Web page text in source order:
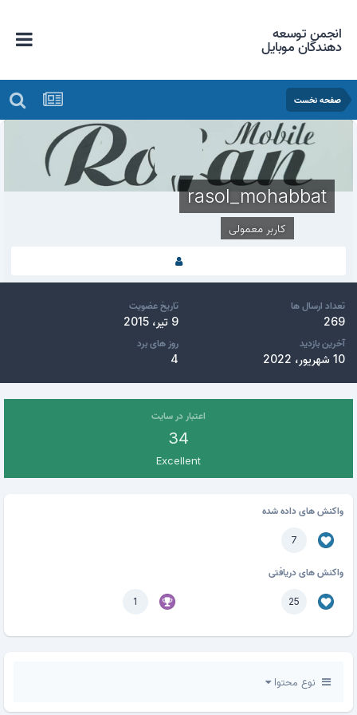
انجمن توسعه
دهندگان موبایل
صفحه نخست
rasol_mohabbat
کاربر معمولی
تعداد ارسال ها
269
تاریخ عضویت
9 تیر، 2015
آخرین بازدید
10 شهریور، 2022
روز های برد
4
اعتبار در سایت
34
Excellent
واکنش های داده شده
7
واکنش های دریافتی
25
نوع محتوا